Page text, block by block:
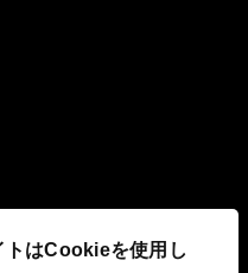
トはCookieを使用し